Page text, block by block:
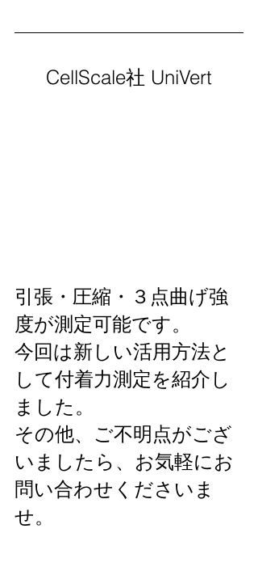
CellScale社 UniVert
引張・圧縮・３点曲げ強
度が測定可能です。
今回は新しい活用方法と
して付着力測定を紹介し
ました。
その他、ご不明点がござ
いましたら、お気軽にお
問い合わせくださいま
せ。